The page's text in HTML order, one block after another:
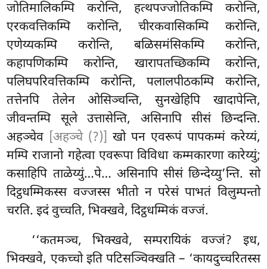
जोतिमालिकम्पि करोन्ति, हत्थपज्जोतिकम्पि करोन्ति,
एरकवत्तिकम्पि करोन्ति, चीरकवासिकम्पि करोन्ति,
एणेय्यकम्पि करोन्ति, बळिसमंसिकम्पि करोन्ति,
कहापणिकम्पि करोन्ति, खारापतच्छिकम्पि करोन्ति,
पलिघपरिवत्तिकम्पि करोन्ति, पलालपीठकम्पि करोन्ति,
तत्तेनपि तेलेन ओसिञ्चन्ति, सुनखेहिपि खादापेन्ति,
जीवन्तम्पि सूले उत्तासेन्ति, असिनापि सीसं छिन्दन्ति.
अहञ्चेव [अहञ्चे (?)] खो पन एवरूपं पापकम्मं करेय्यं,
मम्पि राजानो गहेत्वा एवरूपा विविधा कम्मकारणा कारेय्युं;
कसाहिपि ताळेय्युं…पे… असिनापि सीसं छिन्देय्यु’न्ति. सो
दिट्ठधम्मिकस्स वज्जस्स भीतो न परेसं पाभतं विलुम्पन्तो
चरति. इदं वुच्चति, भिक्खवे, दिट्ठधम्मिकं वज्जं.
‘‘कतमञ्च, भिक्खवे, सम्परायिकं वज्जं? इध,
भिक्खवे, एकच्चो इति पटिसञ्चिक्खति – ‘कायदुच्चरितस्स